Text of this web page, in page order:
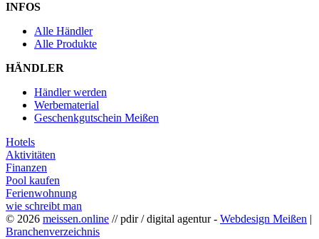
INFOS
Alle Händler
Alle Produkte
HÄNDLER
Händler werden
Werbematerial
Geschenkgutschein Meißen
Hotels
Aktivitäten
Finanzen
Pool kaufen
Ferienwohnung
wie schreibt man
© 2026 meissen.online // pdir / digital agentur - Webdesign Meißen |
Branchenverzeichnis